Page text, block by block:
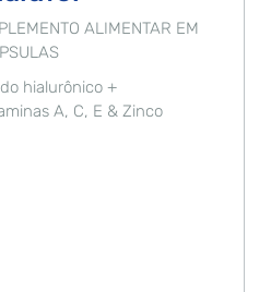
ALIMENTAR EM
hialurônico +
A, C, E & Zinco